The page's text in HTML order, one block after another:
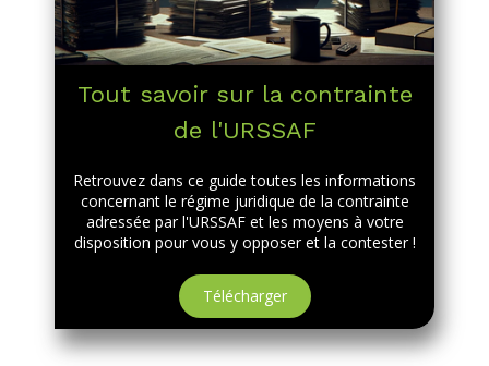
Tout savoir sur la contrainte
de l'URSSAF
Retrouvez dans ce guide toutes les informations
concernant le régime juridique de la contrainte
adressée par l'URSSAF et les moyens à votre
disposition pour vous y opposer et la contester !
Télécharger